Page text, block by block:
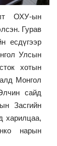
ОХУ-ын
Гурав
есдүгээр
Улсын
хотын
Монгол
сайд
Засгийн
харилцаа,
нарын